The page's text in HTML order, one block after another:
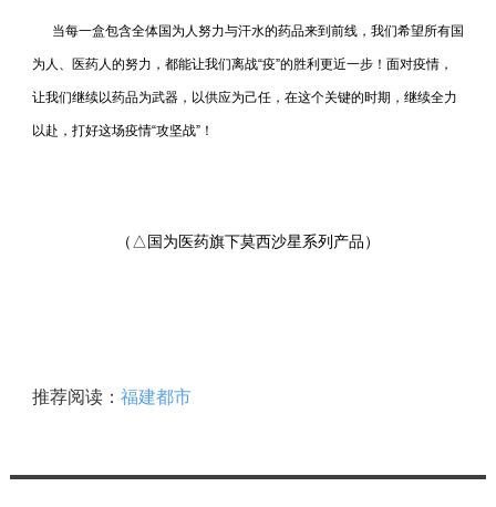
当每一盒包含全体国为人努力与汗水的药品来到前线，我们希望所有国
为人、医药人的努力，都能让我们离战“疫”的胜利更近一步！面对疫情，
让我们继续以药品为武器，以供应为己任，在这个关键的时期，继续全力
以赴，打好这场疫情“攻坚战”！
（ △国为医药旗下莫西沙星系列产品）
推荐阅读： 福建都市